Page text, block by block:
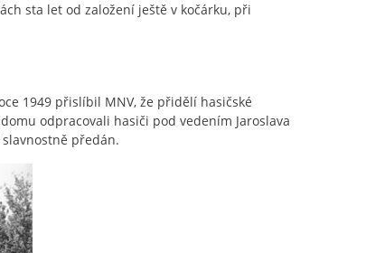
sta let od založení ještě v kočárku, při
1949 přislíbil MNV, že přidělí hasičské
odpracovali hasiči pod vedením Jaroslava
předán.